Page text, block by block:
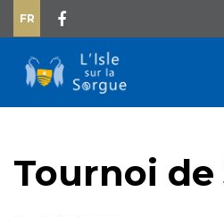
FR
Tournoi de